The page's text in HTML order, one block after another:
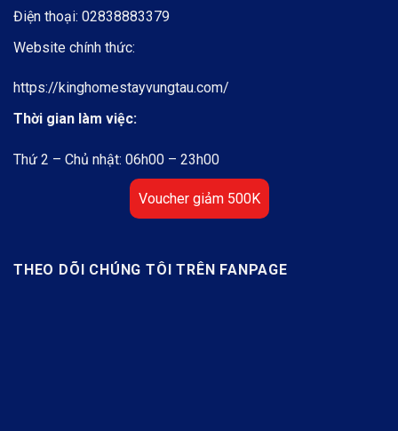
Điện thoại: 02838883379
Website chính thức:
https://kinghomestayvungtau.com/
Thời gian làm việc:
Thứ 2 – Chủ nhật: 06h00 – 23h00
Voucher giảm 500K
THEO DÕI CHÚNG TÔI TRÊN FANPAGE